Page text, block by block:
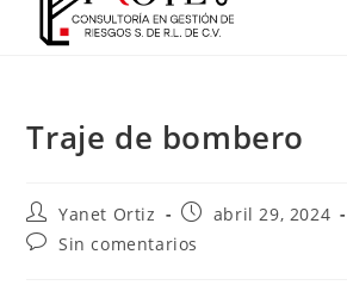
Traje de bombero
Yanet Ortiz abril 29, 2024
Sin comentarios